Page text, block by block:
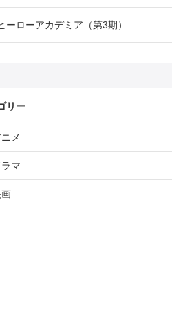
ーローアカデミア（第3期）
リー
メ
ラマ